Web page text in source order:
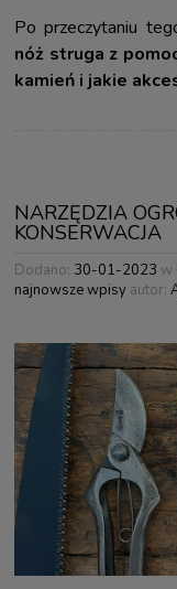
Po przeczytaniu
nóż struga z
kamień i jakie
NARZĘDZIA
KONSERWACJA
Dodano: 30-01-2023 w
najnowsze wpisy autor: